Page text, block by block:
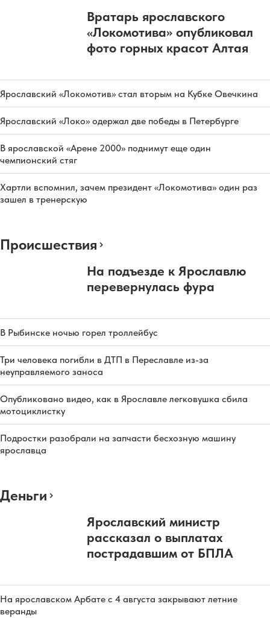
Вратарь ярославского
«Локомотива» опубликовал
фото горных красот Алтая
Ярославский «Локомотив» стал вторым на Кубке Овечкина
Ярославский «Локо» одержал две победы в Петербурге
В ярославской «Арене 2000» поднимут еще один
чемпионский стяг
Хартли вспомнил, зачем президент «Локомотива» один раз
зашел в тренерскую
Происшествия
На подъезде к Ярославлю
перевернулась фура
В Рыбинске ночью горел троллейбус
Три человека погибли в ДТП в Переславле из-за
неуправляемого заноса
Опубликовано видео, как в Ярославле легковушка сбила
мотоциклистку
Подростки разобрали на запчасти бесхозную машину
ярославца
Деньги
Ярославский министр
рассказал о выплатах
пострадавшим от БПЛА
На ярославском Арбате с 4 августа закрывают летние
веранды